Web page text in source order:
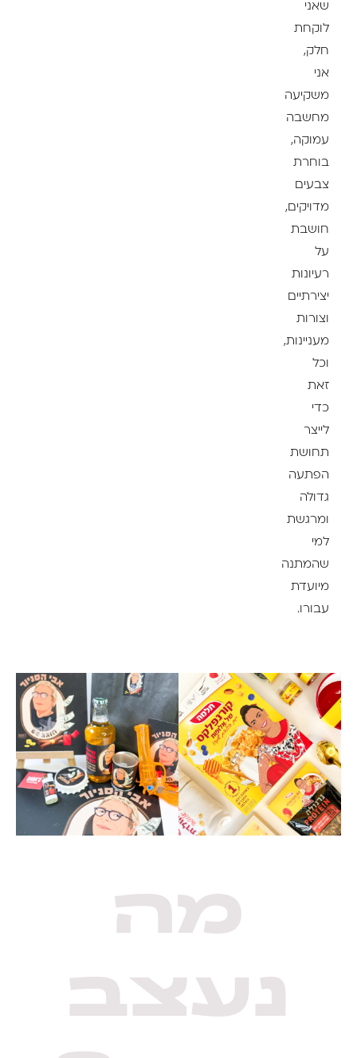
שאני
לוקחת
חלק,
משקיעה
מחשבה
עמוקה,
בוחרת
צבעים
מדויקים,
חושבת
רעיונות
יצירתיים
וצורות
מעניינות,
זאת
כדי
לייצר
תחושת
הפתעה
גדולה
ומרגשת
למי
שהמתנה
מיועדת
עבורו.
מה
נעצב